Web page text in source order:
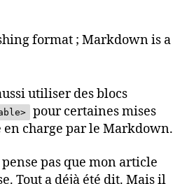
format ; Markdown is a
utiliser des blocs
pour certaines mises
charge par le Markdown.
pas que mon article
Tout a déjà été dit. Mais il